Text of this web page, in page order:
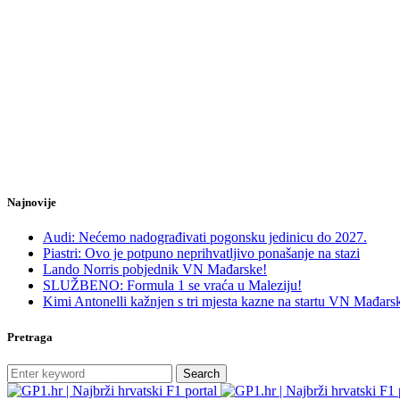
Najnovije
Audi: Nećemo nadograđivati pogonsku jedinicu do 2027.
Piastri: Ovo je potpuno neprihvatljivo ponašanje na stazi
Lando Norris pobjednik VN Mađarske!
SLUŽBENO: Formula 1 se vraća u Maleziju!
Kimi Antonelli kažnjen s tri mjesta kazne na startu VN
Pretraga
Search